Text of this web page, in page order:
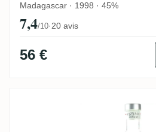
Madagascar · 1998 · 45%
7,4/10·20 avis
56 €
Dzama Cuvée Blanche